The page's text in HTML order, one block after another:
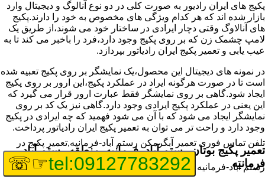
پکیج های ایران رادیور به صورت کلی در دو نوع آنالوگ و دیجیتال وارد
بازار شده اند که هر کدام ویژگی های مخصوص به خود را دارند.پکیج
های آنالاوگ وقتی دچار ایرادی در ساختار خود می شوند،از طریق یک
لامپ چشمک زن که بر روی پکیج وجود دارد،فرد را باخبر می کند تا به
عیب یابی و تعمیر پکیج ایران رادیاتور بپردازد.
در نمونه های دیجیتال این محصول،یک نمایشگر بر روی پکیج تعبیه شده
است تا در صورت هرگونه ایراد در عملکرد پکیج،این ارور بر روی پکیج
ایجاد شود.گاهی بر روی نمایشگر فقط عبارت ارور قرار می گیرد که
این یعنی در عملکرد پکیج ایرادی وجود دارد.گاهی نیز یک کد بر روی
نمایشگر ایجاد می شود که با آن می شود فهمید که چه ایرادی در پکیج
وجود دارد و راحت تر می توان به تعمیر پکیج ایران رادیاتور پرداخت.
تعمیر پکیج بوتان رستم آباد- فرمانیه, منطقه رستم آباد-
فرمانیه
تلفن تماس فوری تعمیر آبگرمکن رستم آباد-فرمانیه,تعمیر پکیج در
رستم آباد-فرمانیه tel:09127783292
☞☏